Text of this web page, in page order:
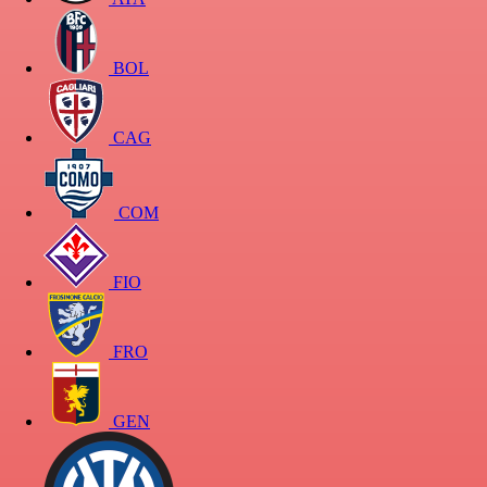
BOL
CAG
COM
FIO
FRO
GEN